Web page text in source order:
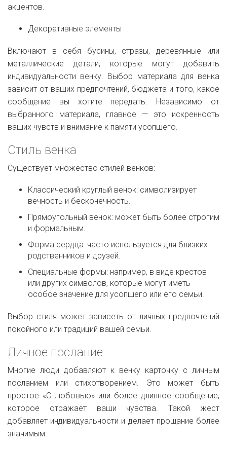
акцентов.
Декоративные элементы
Включают в себя бусины, стразы, деревянные или
металлические детали, которые могут добавить
индивидуальности венку. Выбор материала для венка
зависит от ваших предпочтений, бюджета и того, какое
сообщение вы хотите передать. Независимо от
выбранного материала, главное — это искренность
ваших чувств и внимание к памяти усопшего.
Стиль венка
Существует множество стилей венков:
Классический круглый венок: символизирует
вечность и бесконечность.
Прямоугольный венок: может быть более строгим
и формальным.
Форма сердца: часто используется для близких
родственников и друзей.
Специальные формы: например, в виде крестов
или других символов, которые могут иметь
особое значение для усопшего или его семьи.
Выбор стиля может зависеть от личных предпочтений
покойного или традиций вашей семьи.
Личное послание
Многие люди добавляют к венку карточку с личным
посланием или стихотворением. Это может быть
простое «С любовью» или более длинное сообщение,
которое отражает ваши чувства. Такой жест
добавляет индивидуальности и делает прощание более
значимым.